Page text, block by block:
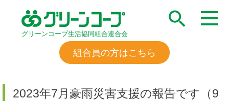
グリーンコープ生活協同組合連合会
組合員の方はこちら
2023年7月豪雨災害支援の報告です（9